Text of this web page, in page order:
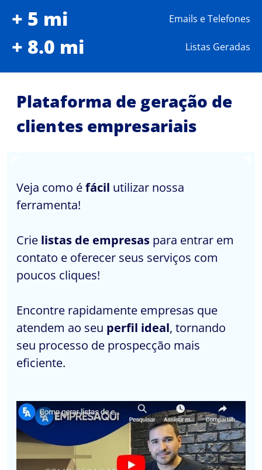
+ 5 mi Emails e Telefones
+ 8.0 mi Listas Geradas
Plataforma de geração de
clientes empresariais
Veja como éfácil utilizar nossa
ferramenta!
Crie listas de empresas para entrar em
contato e oferecer seus serviços com
poucos cliques!
Encontre rapidamente empresas que
atendem ao seu perfil ideal, tornando
seu processo de prospecção mais
eficiente.